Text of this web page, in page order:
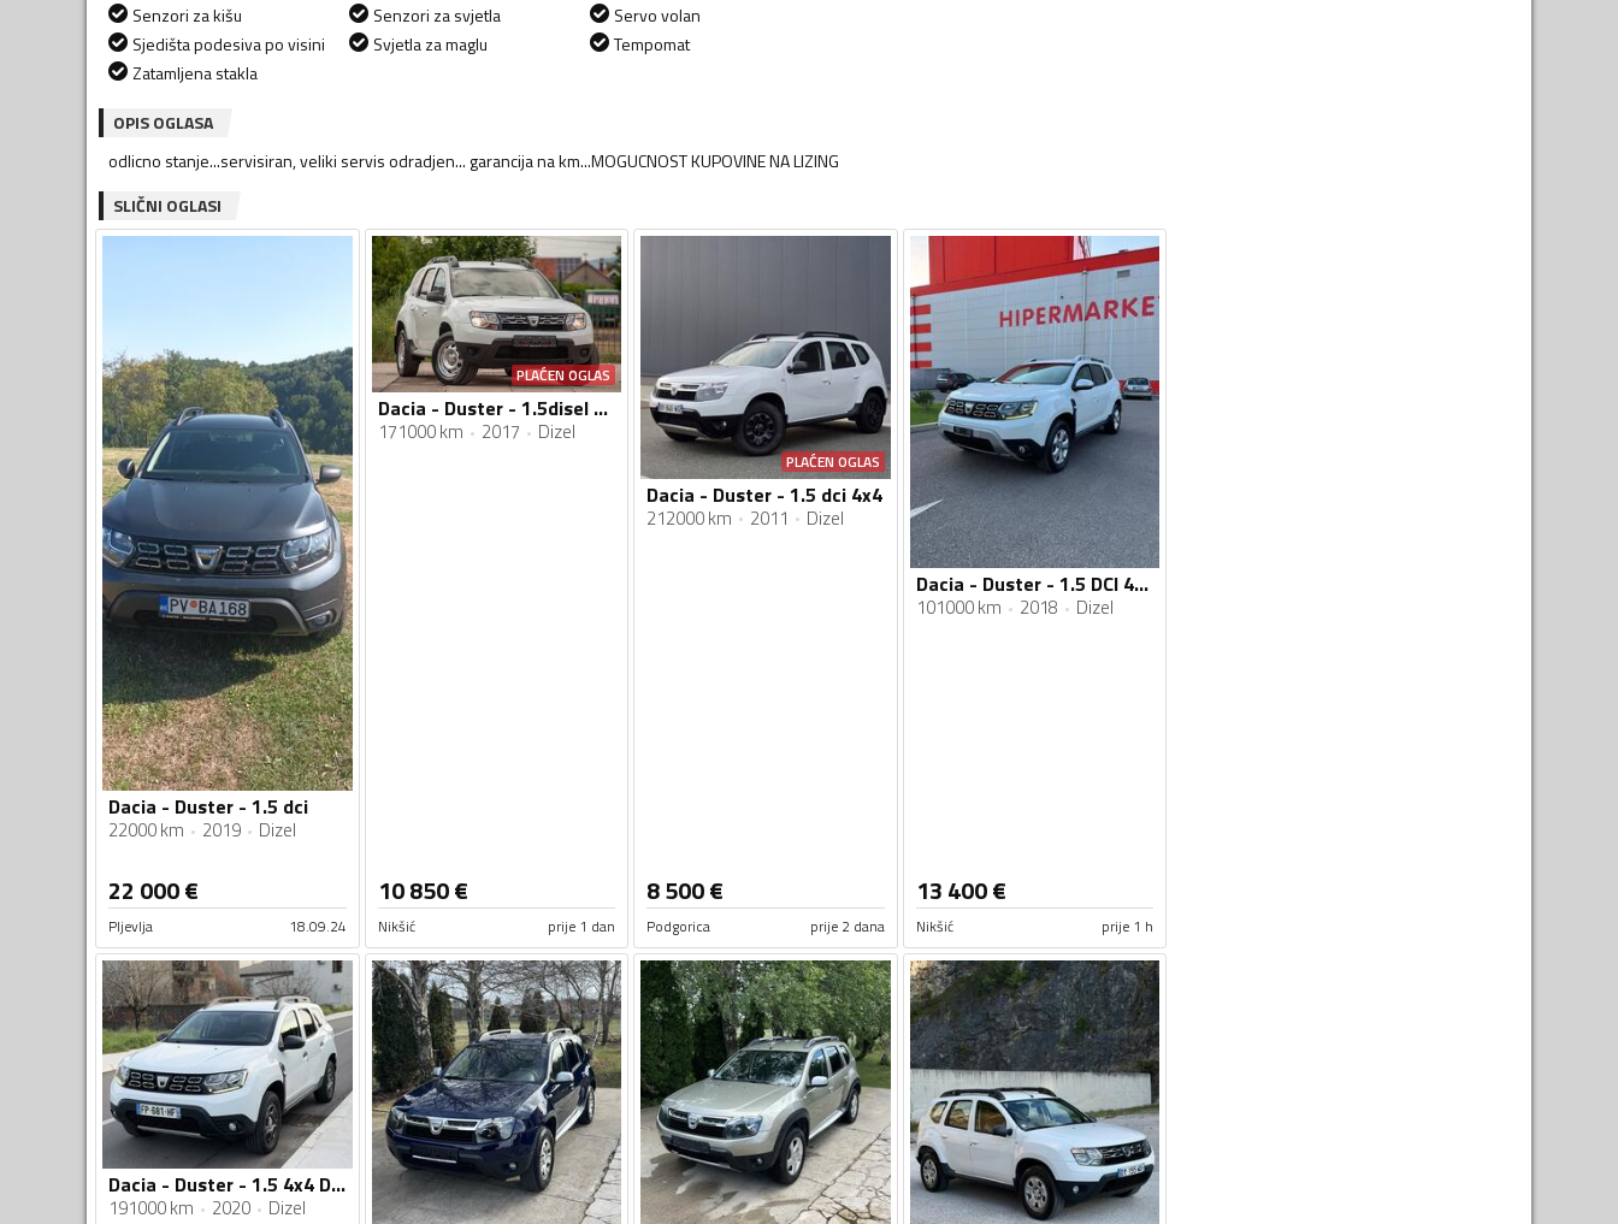
Senzori za kišu
Sjedišta podesiva po visini
Zatamljena stakla
Senzori za svjetla
Svjetla za maglu
Servo volan
Tempomat
OPIS OGLASA
odlicno stanje...servisiran, veliki servis odradjen... garancija na km...MOGUCNOST KUPOVINE NA LIZING
SLIČNI OGLASI
Dacia - Duster - 1.5 dci
22000 km 2019 Dizel
22 000€
Pljevlja 18.09.24
PLAĆEN OGLAS
Dacia - Duster - 1.5disel 4x4
171000 km 2017 Dizel
10 850€
Nikšić prije 1 dan
PLAĆEN OGLAS
Dacia - Duster - 1.5 dci 4x4
212000 km 2011 Dizel
8 500€
Podgorica prije 2 dana
Dacia - Duster - 1.5 DCI 4X4
101000 km 2018 Dizel
13 400€
Nikšić prije 1 h
Dacia - Duster - 1.5 4x4 DUSTER
191000 km 2020 Dizel